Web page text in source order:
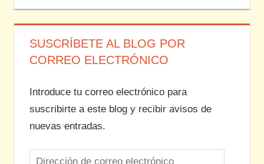
SUSCRÍBETE AL BLOG POR
CORREO ELECTRÓNICO
Introduce tu correo electrónico para
suscribirte a este blog y recibir avisos de
nuevas entradas.
Dirección